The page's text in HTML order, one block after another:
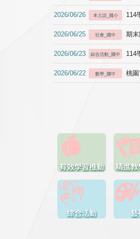
2026/06/26 本土語_國小 114
2026/06/25 社會_國中 期
2026/06/23 綜合活動_國中 114
2026/06/22 數學_國中 桃
有效學習推動 精進
綜合活動